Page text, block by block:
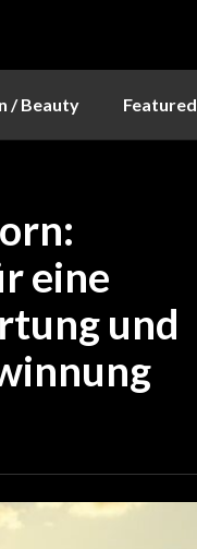
/ Beauty Featured
eine
und